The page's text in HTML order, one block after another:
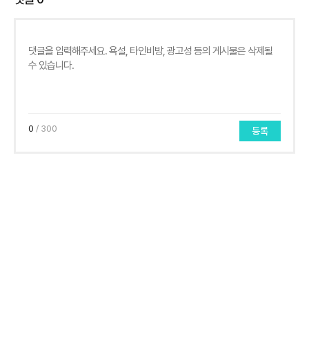
0 / 300 등록